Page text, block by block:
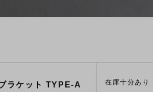
ラケット TYPE-A 在庫十分あり